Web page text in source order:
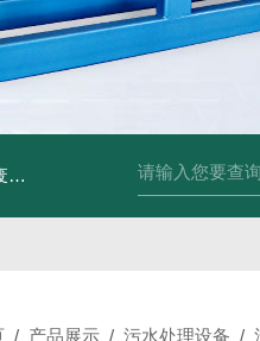
SL-p泡面盖纸塑分离机
/ 产品展示 /污水处理设备 /